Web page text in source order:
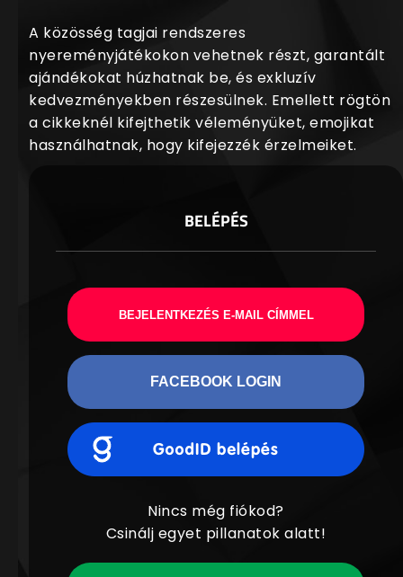
A közösség tagjai rendszeres
nyereményjátékokon vehetnek részt, garantált
ajándékokat húzhatnak be, és exkluzív
kedvezményekben részesülnek. Emellett rögtön
a cikkeknél kifejthetik véleményüket, emojikat
használhatnak, hogy kifejezzék érzelmeiket.
BELÉPÉS
BEJELENTKEZÉS E-MAIL CÍMMEL
FACEBOOK LOGIN
Nincs még fiókod?
Csinálj egyet pillanatok alatt!